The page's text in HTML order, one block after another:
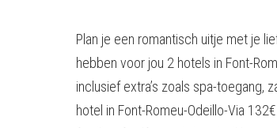
Plan je een romantisch uitje met je
hebben voor jou 2 hotels in Font-
inclusief extra’s zoals spa-toegang,
hotel in Font-Romeu-Odeillo-Via